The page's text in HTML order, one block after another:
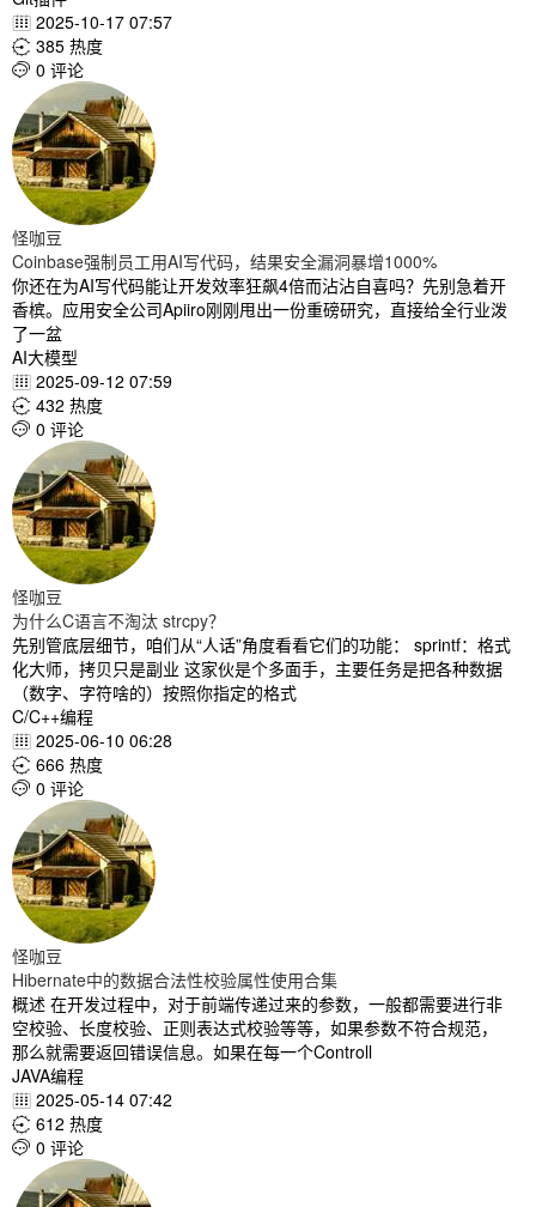
 2025-10-17 07:57
 385 热度
 0 评论
怪咖豆
Coinbase强制员工用AI写代码，结果安全漏洞暴增1000%
你还在为AI写代码能让开发效率狂飙4倍而沾沾自喜吗？先别急着开
香槟。应用安全公司Apiiro刚刚甩出一份重磅研究，直接给全行业泼
了一盆
AI大模型
 2025-09-12 07:59
 432 热度
 0 评论
怪咖豆
为什么C语言不淘汰 strcpy？
先别管底层细节，咱们从“人话”角度看看它们的功能： sprintf：格式
化大师，拷贝只是副业 这家伙是个多面手，主要任务是把各种数据
（数字、字符啥的）按照你指定的格式
C/C++编程
 2025-06-10 06:28
 666 热度
 0 评论
怪咖豆
Hibernate中的数据合法性校验属性使用合集
概述 在开发过程中，对于前端传递过来的参数，一般都需要进行非
空校验、长度校验、正则表达式校验等等，如果参数不符合规范，
那么就需要返回错误信息。如果在每一个Controll
JAVA编程
 2025-05-14 07:42
 612 热度
 0 评论